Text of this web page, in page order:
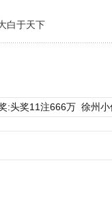
白于天下
:头奖11注666万 徐州